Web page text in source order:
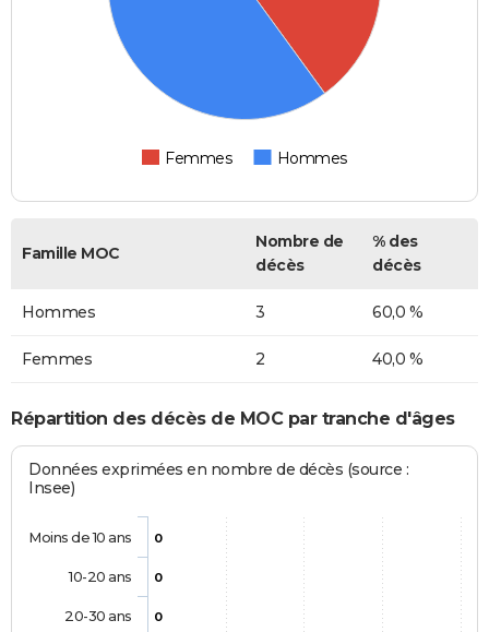
Femmes Hommes
Famille MOC
Nombre de
décès
% des
décès
Hommes 3 60,0 %
Femmes 2 40,0 %
Répartition des décès de MOC par tranche d'âges
Données exprimées en nombre de décès (source :
Insee)
0
0
0
Moins de 10 ans
10-20 ans
20-30 ans